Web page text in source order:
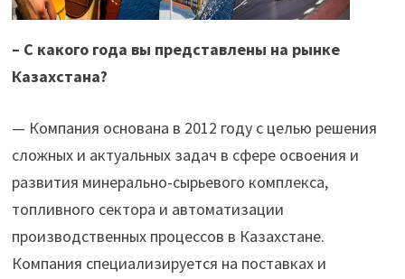
– С какого года вы представлены на рынке
Казахстана?
— Компания основана в 2012 году с целью решения
сложных и актуальных задач в сфере освоения и
развития минерально-сырьевого комплекса,
топливного сектора и автоматизации
производственных процессов в Казахстане.
Компания специализируется на поставках и